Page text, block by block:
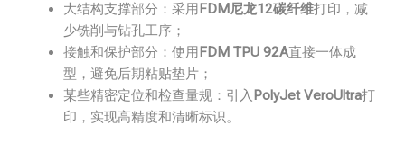
大结构支撑部分：采用 FDM尼龙12碳纤维打印，减
少铣削与钻孔工序；
接触和保护部分：使用 FDM TPU 92A直接一体成
型，避免后期粘贴垫片；
某些精密定位和检查量规：引入 PolyJet VeroUltra打
印，实现高精度和清晰标识。